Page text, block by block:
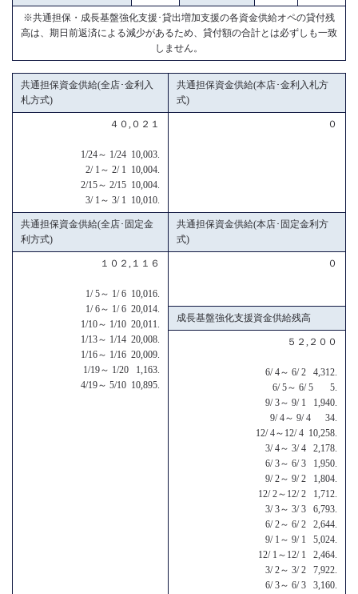
※共通担保・成長基盤強化支援･貸出増加支援の各資金供給オペの貸付残
高は、期日前返済による減少があるため、貸付額の合計とは必ずしも一致
しません。
共通担保資金供給(全店･金利入
札方式)
共通担保資金供給(本店･金利入札方
式)
４０,０２１
1/24～ 1/24 10,003.
2/ 1～ 2/ 1 10,004.
2/15～ 2/15 10,004.
3/ 1～ 3/ 1 10,010.
０
共通担保資金供給(全店･固定金
利方式)
共通担保資金供給(本店･固定金利方
式)
１０２,１１６
1/ 5～ 1/ 6 10,016.
1/ 6～ 1/ 6 20,014.
1/10～ 1/10 20,011.
1/13～ 1/14 20,008.
1/16～ 1/16 20,009.
1/19～ 1/20 1,163.
4/19～ 5/10 10,895.
０
成長基盤強化支援資金供給残高
５２,２００
6/ 4～ 6/ 2 4,312.
6/ 5～ 6/ 5 5.
9/ 3～ 9/ 1 1,940.
9/ 4～ 9/ 4 34.
12/ 4～12/ 4 10,258.
3/ 4～ 3/ 4 2,178.
6/ 3～ 6/ 3 1,950.
9/ 2～ 9/ 2 1,804.
12/ 2～12/ 2 1,712.
3/ 3～ 3/ 3 6,793.
6/ 2～ 6/ 2 2,644.
9/ 1～ 9/ 1 5,024.
12/ 1～12/ 1 2,464.
3/ 2～ 3/ 2 7,922.
6/ 3～ 6/ 3 3,160.